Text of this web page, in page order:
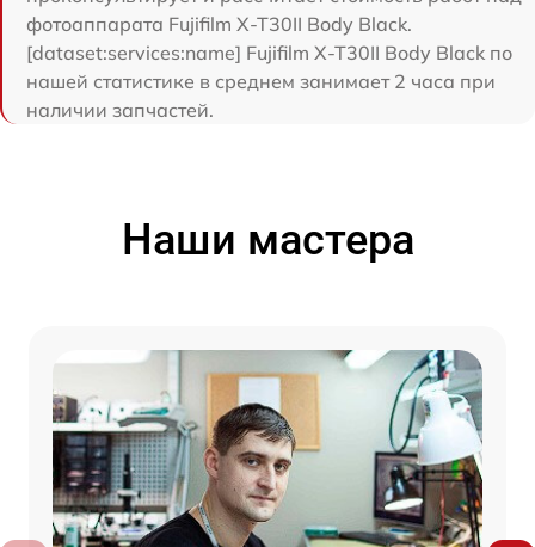
фотоаппарата Fujifilm X-T30II Body Black.
[dataset:services:name] Fujifilm X-T30II Body Black по
нашей статистике в среднем занимает 2 часа при
наличии запчастей.
Наши мастера